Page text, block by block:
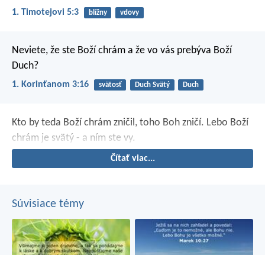
1. Timotejovi 5:3 blížny vdovy
Neviete, že ste Boží chrám a že vo vás prebýva Boží
Duch?
1. Korinťanom 3:16 svätosť Duch Svätý Duch
Kto by teda Boží chrám zničil, toho Boh zničí. Lebo Boží
chrám je svätý - a ním ste vy.
Čítať viac...
Súvisiace témy